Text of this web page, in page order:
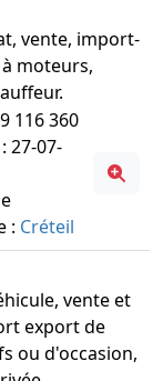
vente, import-
moteurs,
116 360
27-07-
: Créteil
vente et
export de
ou d'occasion,